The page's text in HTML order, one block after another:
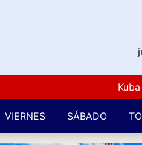
Kuba
VIERNES SÁBADO